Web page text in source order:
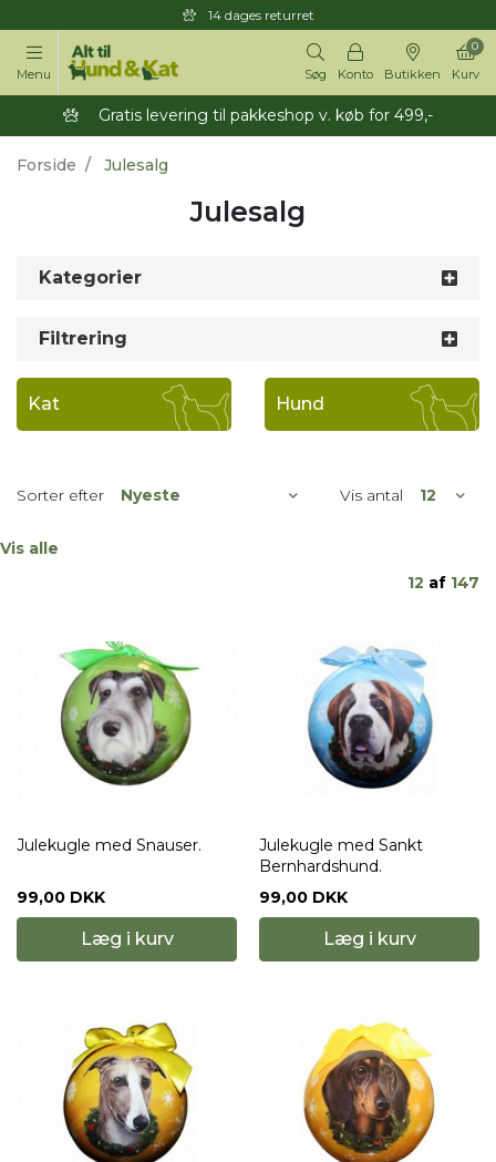
14 dages returret
Menu Søg Konto Butikken Kurv
0
Gratis levering til pakkeshop v. køb for 499,-
Forside Julesalg
Julesalg
Kategorier
Filtrering
Kat Hund
Sorter efter Vis antal
Vis alle
12 af 147
Julekugle med Snauser.
99,00 DKK
Læg i kurv
Julekugle med Sankt
Bernhardshund.
99,00 DKK
Læg i kurv